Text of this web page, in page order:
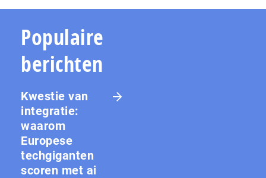
Populaire
berichten
Kwestie van
integratie:
waarom
Europese
techgiganten
scoren met ai